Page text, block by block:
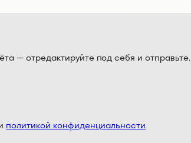
— отредактируйте под себя и отправьте.
политикой конфиденциальности